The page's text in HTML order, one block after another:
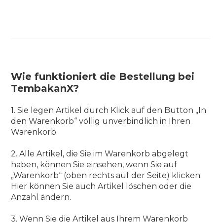
Wie funktioniert die Bestellung bei
TembakanX?
1. Sie legen Artikel durch Klick auf den Button „In
den Warenkorb“ völlig unverbindlich in Ihren
Warenkorb.
2. Alle Artikel, die Sie im Warenkorb abgelegt
haben, können Sie einsehen, wenn Sie auf
„Warenkorb“ (oben rechts auf der Seite) klicken.
Hier können Sie auch Artikel löschen oder die
Anzahl ändern.
3. Wenn Sie die Artikel aus Ihrem Warenkorb